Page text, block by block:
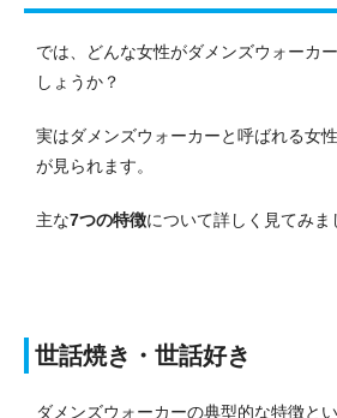
では、どんな女性がダメンズウォーカ
しょうか？
実はダメンズウォーカーと呼ばれる女
が見られます。
主な7つの特徴について詳しく見てみま
世話焼き・世話好き
ダメンズウォーカーの典型的な特徴と